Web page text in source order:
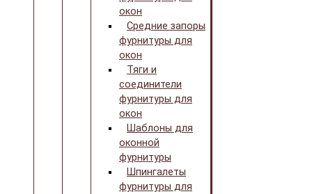
окон
Средние запоры
фурнитуры для
окон
Тяги и
соединители
фурнитуры для
окон
Шаблоны для
оконной
фурнитуры
Шпингалеты
фурнитуры для